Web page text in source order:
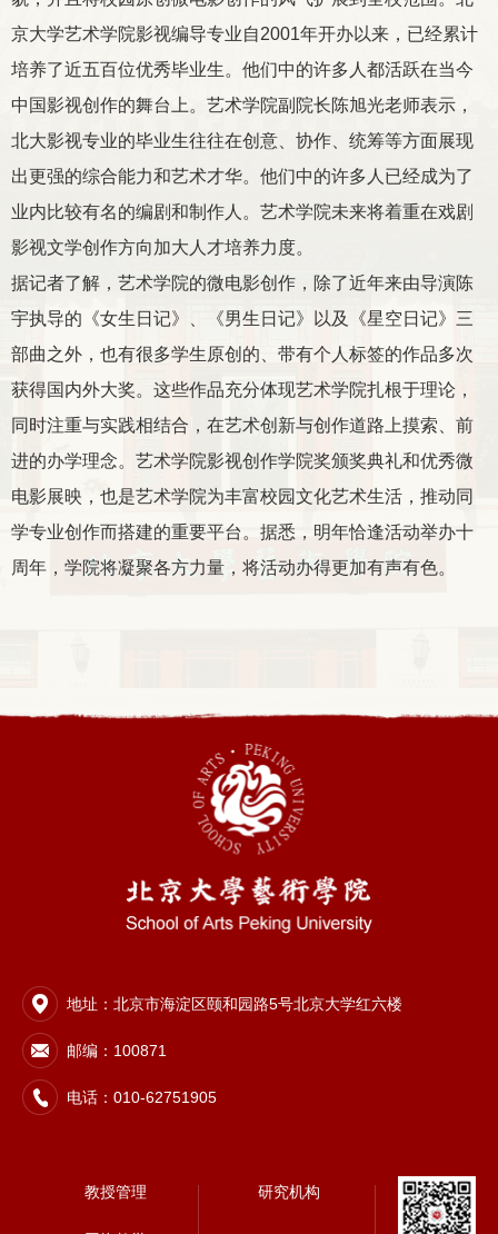
京大学艺术学院影视编导专业自2001年开办以来，已经累计
培养了近五百位优秀毕业生。他们中的许多人都活跃在当今
中国影视创作的舞台上。艺术学院副院长陈旭光老师表示，
北大影视专业的毕业生往往在创意、协作、统筹等方面展现
出更强的综合能力和艺术才华。他们中的许多人已经成为了
业内比较有名的编剧和制作人。艺术学院未来将着重在戏剧
影视文学创作方向加大人才培养力度。
据记者了解，艺术学院的微电影创作，除了近年来由导演陈
宇执导的《女生日记》、《男生日记》以及《星空日记》三
部曲之外，也有很多学生原创的、带有个人标签的作品多次
获得国内外大奖。这些作品充分体现艺术学院扎根于理论，
同时注重与实践相结合，在艺术创新与创作道路上摸索、前
进的办学理念。艺术学院影视创作学院奖颁奖典礼和优秀微
电影展映，也是艺术学院为丰富校园文化艺术生活，推动同
学专业创作而搭建的重要平台。据悉，明年恰逢活动举办十
周年，学院将凝聚各方力量，将活动办得更加有声有色。
地址：北京市海淀区颐和园路5号北京大学红六楼
邮编：100871
电话：010-62751905
教授管理 研究机构